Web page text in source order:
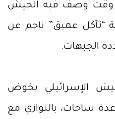
في وقت وصف فيه الجيش
“تآكل عميق” ناجم عن
الجبهات.
الإسرائيلي يخوض
ساحات، بالتوازي مع